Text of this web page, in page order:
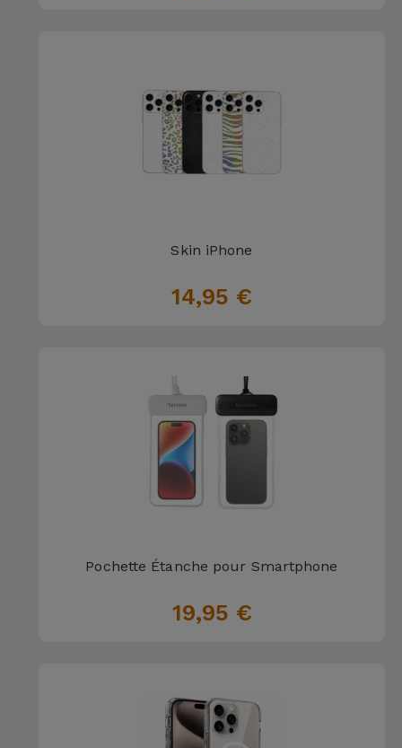
Skin iPhone
14,95 €
Pochette Étanche pour Smartphone
19,95 €